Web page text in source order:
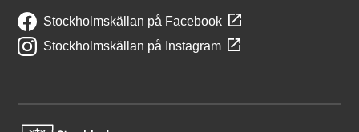
Stockholmskällan på Facebook
Stockholmskällan på Instagram